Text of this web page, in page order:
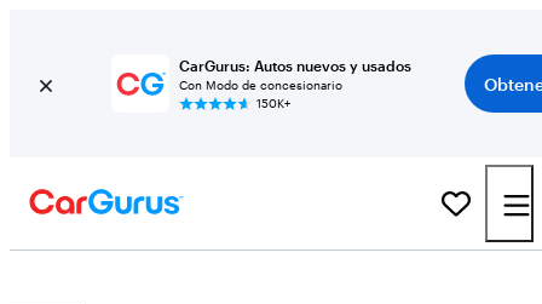
CarGurus: Autos nuevos y usados
Con Modo de concesionario
150K+